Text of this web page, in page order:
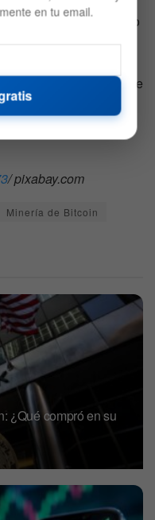
el aprovechamiento
minería de Bitcoin.
con centros de
Saskatchewan, y entre
energéticas, como:
International
/ pixabay.com
Minería de Bitcoin
¿Qué compró en su
en tu email.